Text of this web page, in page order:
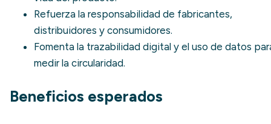
Refuerza la responsabilidad de fabricantes,
distribuidores y consumidores.
Fomenta la trazabilidad digital y el uso de datos
medir la circularidad.
Beneficios esperados